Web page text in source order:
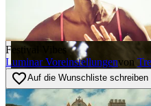
Festival Vibes
Luminar Voreinstellungenvon
favorite_borderAuf die Wunschliste schreiben